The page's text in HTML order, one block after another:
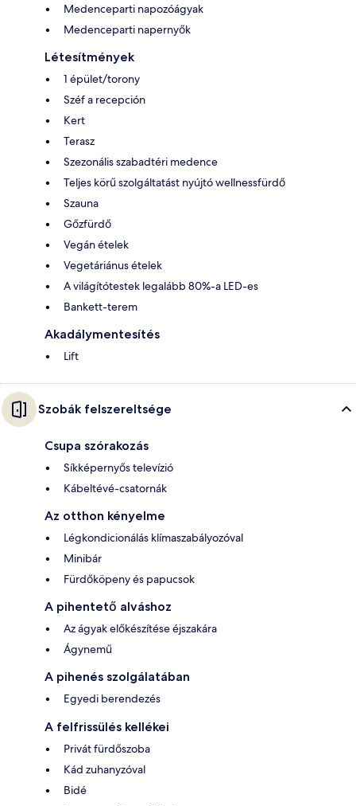
Medenceparti napozóágyak
Medenceparti napernyők
Létesítmények
1 épület/torony
Széf a recepción
Kert
Terasz
Szezonális szabadtéri medence
Teljes körű szolgáltatást nyújtó wellnessfürdő
Szauna
Gőzfürdő
Vegán ételek
Vegetáriánus ételek
A világítótestek legalább 80%-a LED-es
Bankett-terem
Akadálymentesítés
Lift
Szobák felszereltsége
Csupa szórakozás
Síkképernyős televízió
Kábeltévé-csatornák
Az otthon kényelme
Légkondicionálás klímaszabályozóval
Minibár
Fürdőköpeny és papucsok
A pihentető alváshoz
Az ágyak előkészítése éjszakára
Ágynemű
A pihenés szolgálatában
Egyedi berendezés
A felfrissülés kellékei
Privát fürdőszoba
Kád zuhanyzóval
Bidé